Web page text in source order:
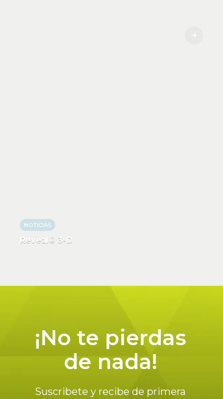
NOTICIAS
Reveal® 3-D
¡No te pierdas
de nada!
Suscribete y recibe de primera